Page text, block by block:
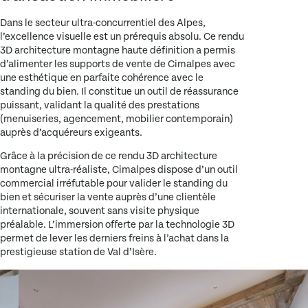
Dans le secteur ultra-concurrentiel des Alpes,
l’excellence visuelle est un prérequis absolu. Ce rendu
3D architecture montagne haute définition a permis
d’alimenter les supports de vente deCimalpesavec
une esthétique en parfaite cohérence avec le
standing du bien. Il constitue un outil de réassurance
puissant, validant la qualité des prestations
(menuiseries, agencement, mobilier contemporain)
auprès d’acquéreurs exigeants.
Grâce à la précision de ce rendu 3D architecture
montagne ultra-réaliste, Cimalpesdispose d’un outil
commercial irréfutable pour valider le standing du
bien et sécuriser la vente auprès d’une clientèle
internationale, souvent sans visite physique
préalable. L’immersion offerte par la technologie 3D
permet de lever les derniers freins à l’achat dans la
prestigieuse station deVal d’Isère.